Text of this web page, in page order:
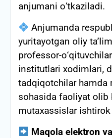
anjumani о‘tkaziladi.
Anjumanda
yuritayotgan oliy
professor-
institutlari xodimlari,
tadqiqotchilar hamda
sohasida faoliyat olib
mutaxassislar
Maqola elektron